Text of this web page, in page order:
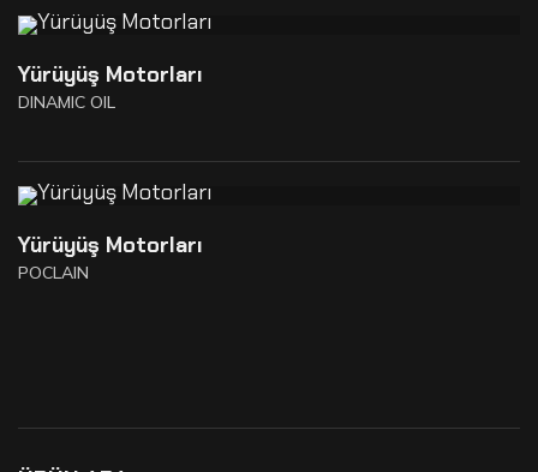
Yürüyüş Motorları
DINAMIC OIL
Yürüyüş Motorları
POCLAIN